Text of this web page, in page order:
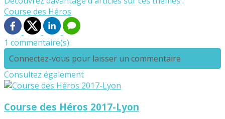
Course des Héros
1 commentaire(s)
Connectez-vous pour laisser un commentaire
Consultez également
Course des Héros 2017-Lyon